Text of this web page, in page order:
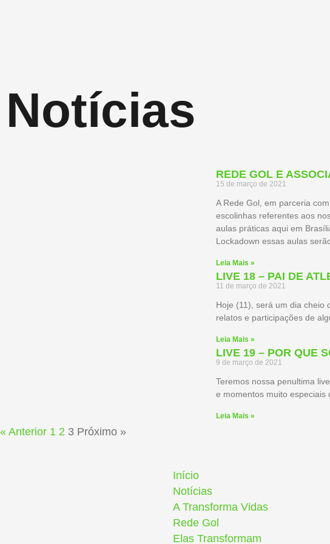
Notícias
REDE GOL E
15 de março de 2021
A Rede Gol, em parceria
escolinhas referentes aos
aulas práticas aqui em
Lockadown essas aulas
Leia Mais »
LIVE 18 – PAI DE
11 de março de 2021
Hoje (11), será um dia cheio
relatos e participações de
Leia Mais »
LIVE 19 – POR QUE
9 de março de 2021
Teremos nossa penultima
e momentos muito
Leia Mais »
« Anterior 1 2 3 Próximo »
Início
Notícias
A Transforma Vidas
Rede Gol
Elas Transformam